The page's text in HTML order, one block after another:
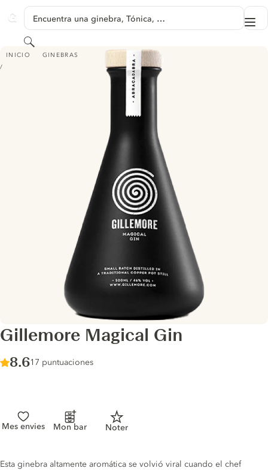
GINVENTORY
Encuentra una ginebra, Tónica, …
Buscar
INICIO GINEBRAS
GILLEMORE MAGICAL GIN
Gillemore Magical Gin
Score :
8.6/ 10
17 puntuaciones
Mes envies Mon bar Noter
Gin description
Esta ginebra altamente aromática se volvió viral cuando el chef